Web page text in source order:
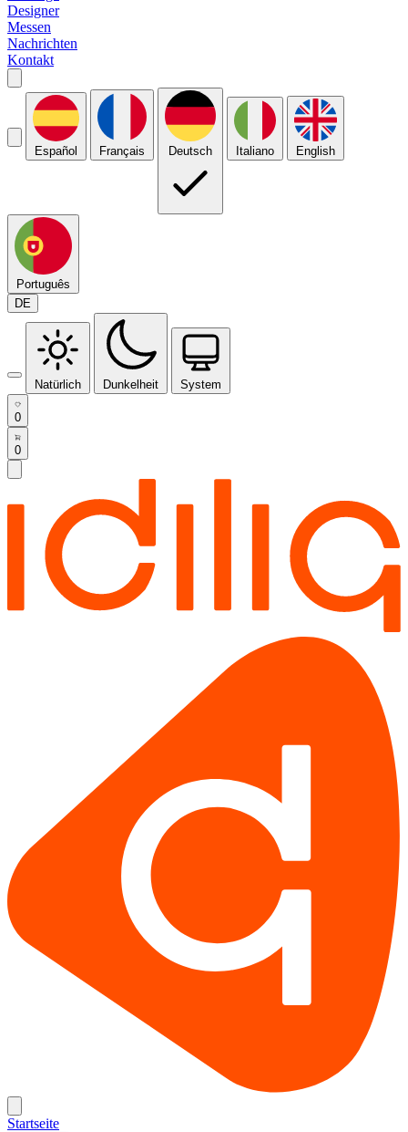
Designer
Messen
Nachrichten
Kontakt
Español Français Deutsch Italiano English
Português
DE
Natürlich Dunkelheit System
0
0
Startseite